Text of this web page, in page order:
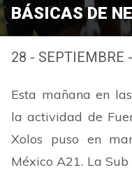
BÁSICAS DE
28 - SEPTIEMBRE
Esta mañana en
la actividad de
Xolos puso en
México A21. La